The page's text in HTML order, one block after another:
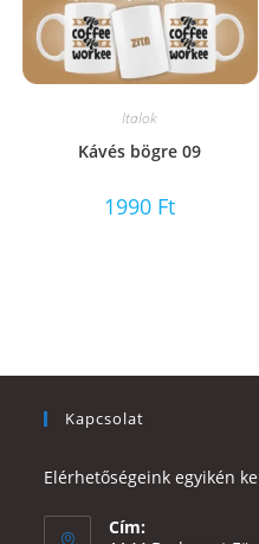
Italok
Kávés bögre 09
1990 Ft
Kapcsolat
Elérhetőségeink egyikén
Cím: